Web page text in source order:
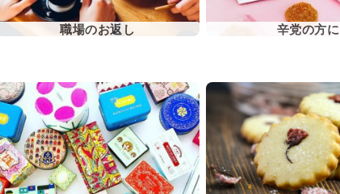
職場のお返し 辛党の方に